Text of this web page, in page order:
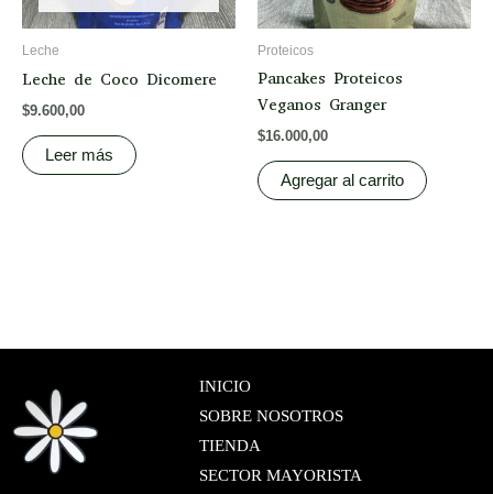
Leche
Leche de Coco Dicomere
$9.600,00
Leer más
Proteicos
Pancakes Proteicos
Veganos Granger
$16.000,00
Agregar al carrito
INICIO
SOBRE NOSOTROS
TIENDA
SECTOR MAYORISTA